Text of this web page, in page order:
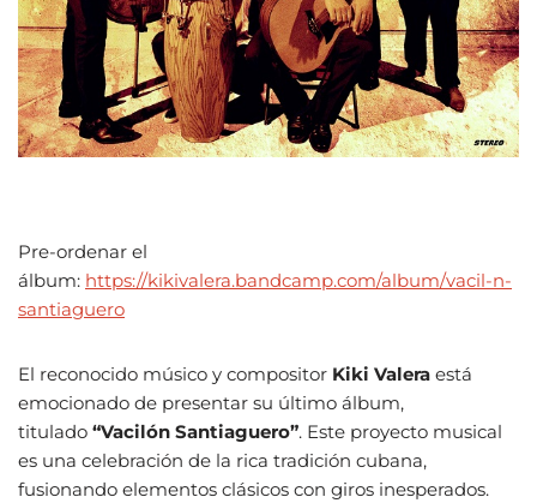
Pre-ordenar el
álbum: https://kikivalera.bandcamp.com/album/vacil-n-
santiaguero
El reconocido músico y compositor Kiki Valera está
emocionado de presentar su último álbum,
titulado “Vacilón Santiaguero”. Este proyecto musical
es una celebración de la rica tradición cubana,
fusionando elementos clásicos con giros inesperados.